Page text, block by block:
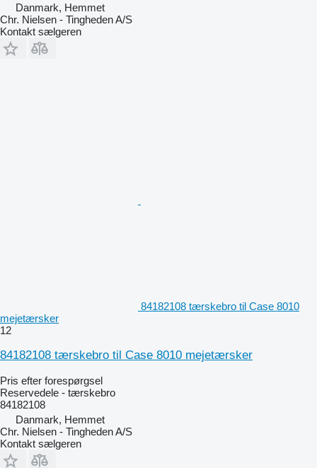
Danmark, Hemmet
Chr. Nielsen - Tingheden A/S
Kontakt sælgeren
84182108 tærskebro til Case 8010
mejetærsker
12
84182108 tærskebro til Case 8010 mejetærsker
Pris efter forespørgsel
Reservedele - tærskebro
84182108
Danmark, Hemmet
Chr. Nielsen - Tingheden A/S
Kontakt sælgeren